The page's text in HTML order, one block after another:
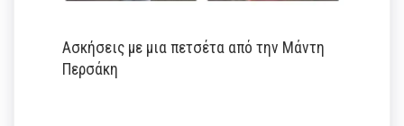
Ασκήσεις με μια πετσέτα από την Μάντη
Περσάκη